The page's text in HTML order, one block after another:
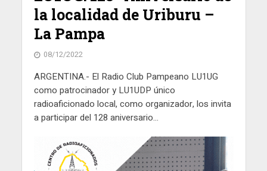
la localidad de Uriburu –
La Pampa
08/12/2022
ARGENTINA.- El Radio Club Pampeano LU1UG
como patrocinador y LU1UDP único
radioaficionado local, como organizador, los invita
a participar del 128 aniversario...